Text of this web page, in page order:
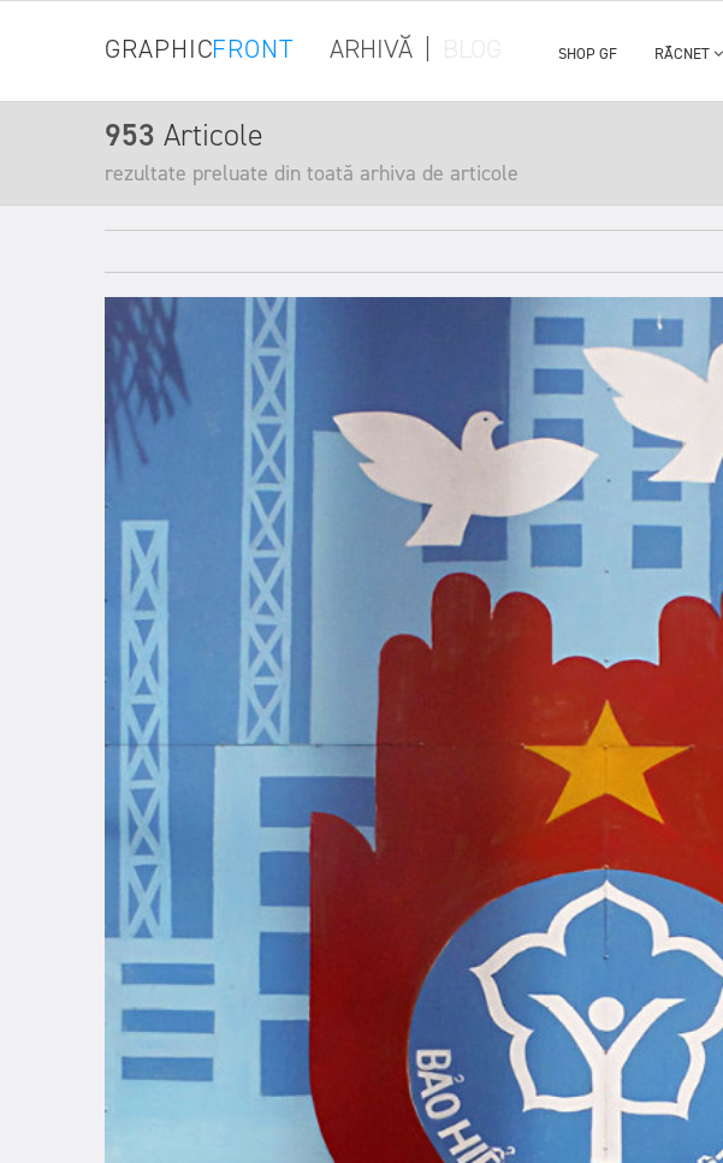
GRAPHICFRONT ARHIVĂ SHOP GF RĂCNET
953 Articole
rezultate preluate din toată arhiva de articole